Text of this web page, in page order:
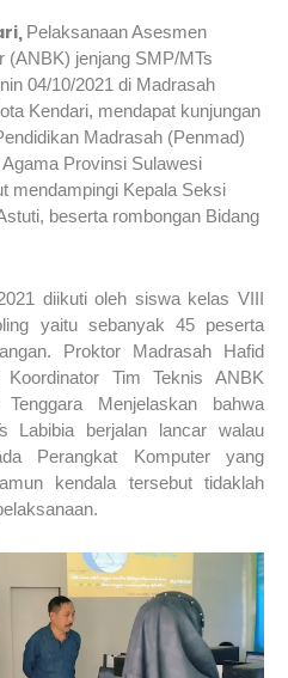
Pelaksanaan Asesmen
jenjang SMP/MTs
04/10/2021 di Madrasah
Kendari, mendapat kunjungan
Madrasah (Penmad)
Provinsi Sulawesi
mendampingi Kepala Seksi
beserta rombongan Bidang
diikuti oleh siswa kelas VIII
yaitu sebanyak 45 peserta
Proktor Madrasah Hafid
Tim Teknis ANBK
Menjelaskan bahwa
Labibia berjalan lancar walau
Perangkat Komputer yang
kendala tersebut tidaklah